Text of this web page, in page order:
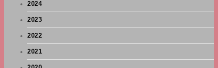
2024
2023
2022
2021